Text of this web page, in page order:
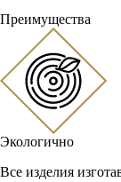
Преимущества
Экологично
Все изделия